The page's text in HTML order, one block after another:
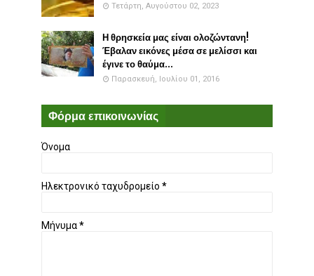
Τετάρτη, Αυγούστου 02, 2023
Η θρησκεία μας είναι ολοζώντανη!
Έβαλαν εικόνες μέσα σε μελίσσι και
έγινε το θαύμα...
Παρασκευή, Ιουλίου 01, 2016
Φόρμα επικοινωνίας
Όνομα
Ηλεκτρονικό ταχυδρομείο *
Μήνυμα*